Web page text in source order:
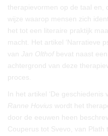
therapievormen op de taal en,
wijze waarop mensen zich
het tot een literaire praktijk
macht. Het artikel ‘Narratieve
van
Jan Olthofbevat naast
achtergrond van deze
proces.
In het artikel ‘De geschiedenis
Ranne Hovius wordt het
door de eeuwen heen
Couperus tot Svevo, van Plath